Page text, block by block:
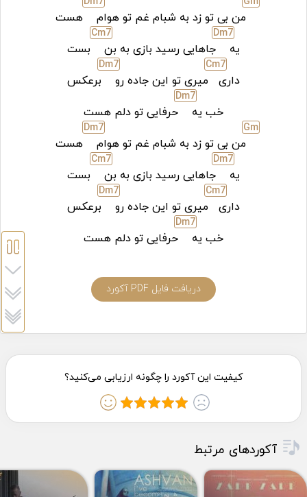
من بی تو زد به شبام غم تو هوام هست
یه
Dm7
جاهایی رسید بازی به بن
Cm7
بست
داری
Cm7
میری تو این جاده رو
Dm7
برعکس
خب یه
Dm7
حرفایی تو دلم هست
Gm
من بی تو زد به شبام غم تو هوام
Dm7
هست
یه
Dm7
جاهایی رسید بازی به بن
Cm7
بست
داری
Cm7
میری تو این جاده رو
Dm7
برعکس
خب یه
Dm7
حرفایی تو دلم هست
دریافت فایل PDF آکورد
آکوردهای مرتبط